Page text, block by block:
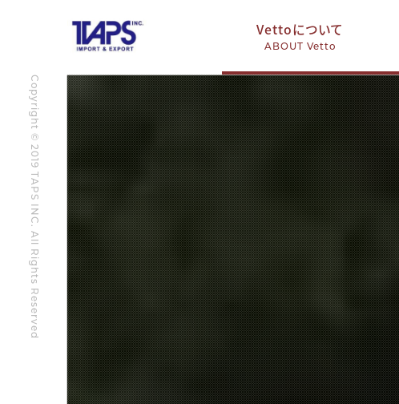
Vettoについて
ABOUT Vetto
Copyright © 2019 TAPS INC. All Rights Reserved